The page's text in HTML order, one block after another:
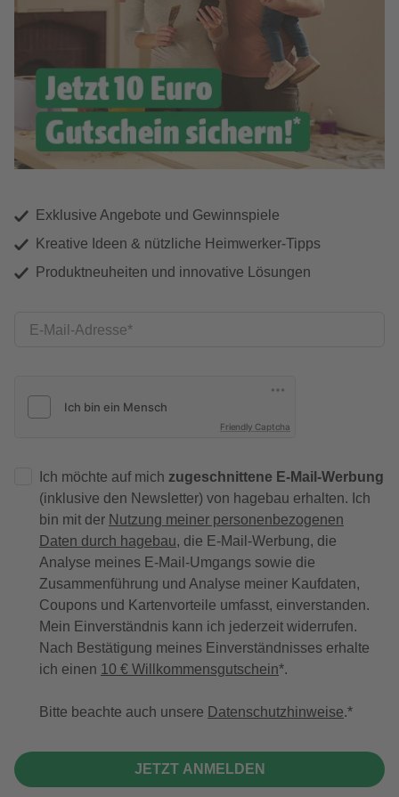
Exklusive Angebote und Gewinnspiele
Kreative Ideen & nützliche Heimwerker-Tipps
Produktneuheiten und innovative Lösungen
E-Mail-Adresse
Friendly Captcha
Ich möchte auf mich zugeschnittene E-Mail-Werbung
(inklusive den Newsletter) von hagebau erhalten. Ich
bin mit der Nutzung meiner personenbezogenen
Daten durch hagebau, die E-Mail-Werbung, die
Analyse meines E-Mail-Umgangs sowie die
Zusammenführung und Analyse meiner Kaufdaten,
Coupons und Kartenvorteile umfasst, einverstanden.
Mein Einverständnis kann ich jederzeit widerrufen.
Nach Bestätigung meines Einverständnisses erhalte
ich einen 10 € Willkommensgutschein*.
Bitte beachte auch unsere Datenschutzhinweise.
JETZT ANMELDEN